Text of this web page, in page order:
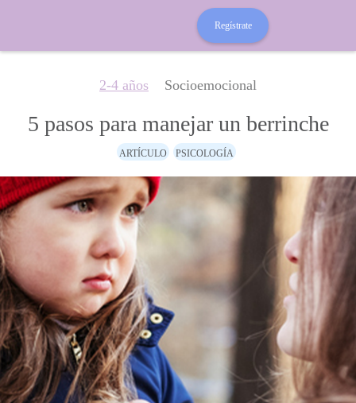
Regístrate
2-4 años Socioemocional
5 pasos para manejar un berrinche
ARTÍCULO PSICOLOGÍA